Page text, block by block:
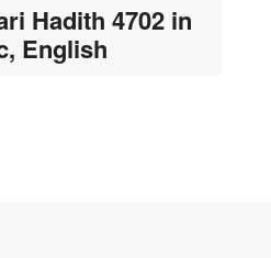
Hadith 4702 in
English